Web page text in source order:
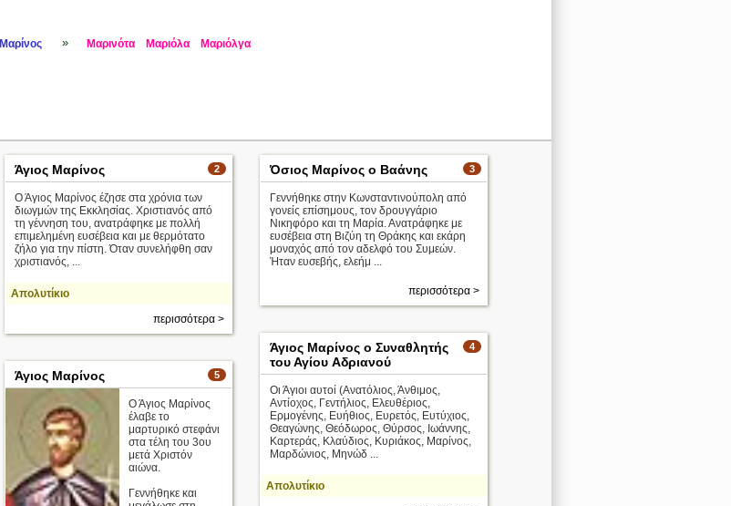
Μαρίνος » Μαρινότα Μαριόλα Μαριόλγα
2
Άγιος Μαρίνος
Ο Άγιος Μαρίνος έζησε στα χρόνια των
διωγμών της Εκκλησίας. Χριστιανός από
τη γέννηση του, ανατράφηκε με πολλή
επιμελημένη ευσέβεια και με θερμότατο
ζήλο για την πίστη. Όταν συνελήφθη σαν
χριστιανός, ...
Απολυτίκιο
περισσότερα >
3
Όσιος Μαρίνος ο Βαάνης
Γεννήθηκε στην Κωνσταντινούπολη από
γονείς επίσημους, τον δρουγγάριο
Νικηφόρο και τη Μαρία. Ανατράφηκε με
ευσέβεια στη Βιζύη τη Θράκης και εκάρη
μοναχός από τον αδελφό του Συμεών.
Ήταν ευσεβής, ελεήμ ...
περισσότερα >
4
Άγιος Μαρίνος ο Συναθλητής
του Αγίου Aδριανού
Οι Άγιοι αυτοί (Ανατόλιος, Άνθιμος,
Αντίοχος, Γεντήλιος, Ελευθέριος,
Ερμογένης, Ευήθιος, Ευρετός, Ευτύχιος,
Θεαγώνης, Θεόδωρος, Θύρσος, Ιωάννης,
Καρτεράς, Κλαύδιος, Κυριάκος, Μαρίνος,
Μαρδώνιος, Μηνώδ ...
Απολυτίκιο
5
Άγιος Μαρίνος
Ο Άγιος Μαρίνος
έλαβε το
μαρτυρικό στεφάνι
στα τέλη του 3ου
μετά Χριστόν
αιώνα.
Γεννήθηκε και